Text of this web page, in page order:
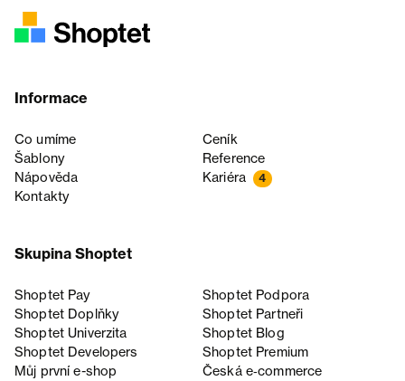
Informace
Co umíme
Ceník
Šablony
Reference
Nápověda
Kariéra 4
Kontakty
Skupina Shoptet
Shoptet Pay
Shoptet Podpora
Shoptet Doplňky
Shoptet Partneři
Shoptet Univerzita
Shoptet Blog
Shoptet Developers
Shoptet Premium
Můj první e-shop
Česká e‑commerce